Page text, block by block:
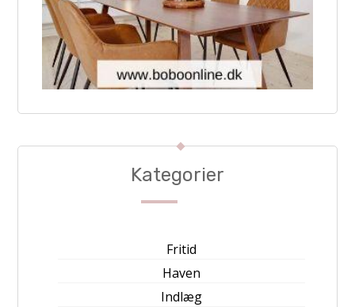
Kategorier
Fritid
Haven
Indlæg